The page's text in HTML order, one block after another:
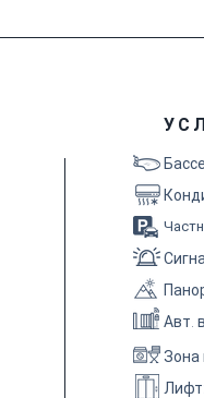
Авт.
Зона
Лифт